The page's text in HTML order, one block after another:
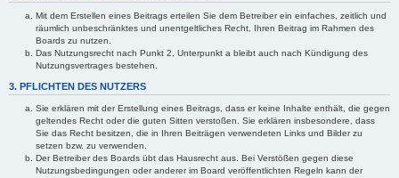
Mit dem Erstellen eines Beitrags erteilen Sie dem Betreiber ein einfaches, zeitlich und
räumlich unbeschränktes und unentgeltliches Recht, Ihren Beitrag im Rahmen des
Boards zu nutzen.
Das Nutzungsrecht nach Punkt 2, Unterpunkt a bleibt auch nach Kündigung des
Nutzungsvertrages bestehen.
3. PFLICHTEN DES NUTZERS
Sie erklären mit der Erstellung eines Beitrags, dass er keine Inhalte enthält, die gegen
geltendes Recht oder die guten Sitten verstoßen. Sie erklären insbesondere, dass
Sie das Recht besitzen, die in Ihren Beiträgen verwendeten Links und Bilder zu
setzen bzw. zu verwenden.
Der Betreiber des Boards übt das Hausrecht aus. Bei Verstößen gegen diese
Nutzungsbedingungen oder anderer im Board veröffentlichten Regeln kann der